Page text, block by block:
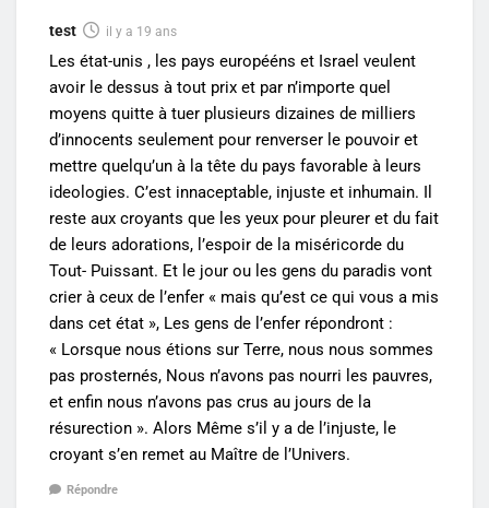
test il y a 19 ans
Les état-unis , les pays europééns et Israel veulent
avoir le dessus à tout prix et par n’importe quel
moyens quitte à tuer plusieurs dizaines de milliers
d’innocents seulement pour renverser le pouvoir et
mettre quelqu’un à la tête du pays favorable à leurs
ideologies. C’est innaceptable, injuste et inhumain. Il
reste aux croyants que les yeux pour pleurer et du fait
de leurs adorations, l’espoir de la miséricorde du
Tout- Puissant. Et le jour ou les gens du paradis vont
crier à ceux de l’enfer « mais qu’est ce qui vous a mis
dans cet état », Les gens de l’enfer répondront :
« Lorsque nous étions sur Terre, nous nous sommes
pas prosternés, Nous n’avons pas nourri les pauvres,
et enfin nous n’avons pas crus au jours de la
résurection ». Alors Même s’il y a de l’injuste, le
croyant s’en remet au Maître de l’Univers.
Répondre